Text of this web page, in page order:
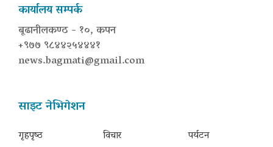
कार्यालय सम्पर्क
बूढानीलकण्ठ - १०, कपन
+९७७ ९८४४२५४४४१
news.bagmati@gmail.com
साइट नेभिगेशन
गृहपृष्‍ठ
विचार
पर्यटन